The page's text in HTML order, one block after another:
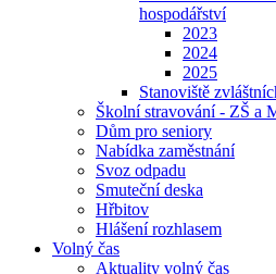
hospodářství
2023
2024
2025
Stanoviště
Školní stravování - ZŠ a
Dům pro seniory
Nabídka zaměstnání
Svoz odpadu
Smuteční deska
Hřbitov
Hlášení rozhlasem
Volný čas
Aktuality volný čas